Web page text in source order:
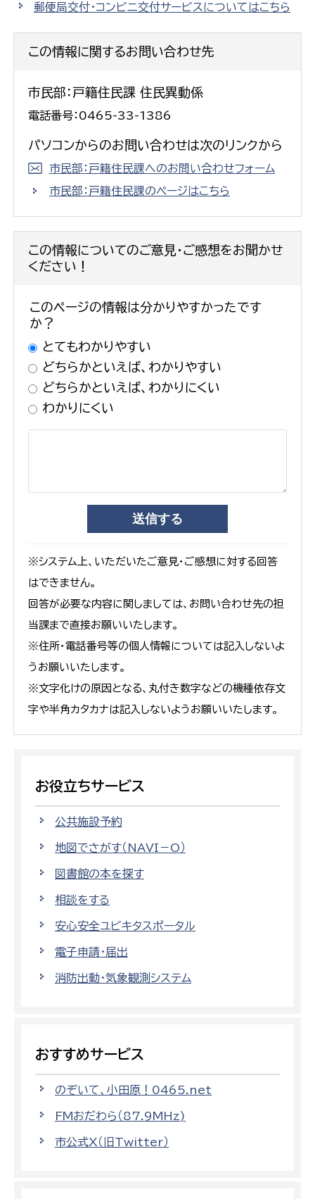
郵便局交付・コンビニ交付サービスについてはこちら
この情報に関するお問い合わせ先
市民部：戸籍住民課 住民異動係
電話番号：0465-33-1386
パソコンからのお問い合わせは次のリンクから
市民部：戸籍住民課へのお問い合わせフォーム
市民部：戸籍住民課のページはこちら
この情報についてのご意見・ご感想をお聞かせ
ください！
このページの情報は分かりやすかったです
か？
とてもわかりやすい
どちらかといえば、わかりやすい
どちらかといえば、わかりにくい
わかりにくい
※システム上、いただいたご意見・ご感想に対する回答
はできません。
回答が必要な内容に関しましては、お問い合わせ先の担
当課まで直接お願いいたします。
※住所・電話番号等の個人情報については記入しないよ
うお願いいたします。
※文字化けの原因となる、丸付き数字などの機種依存文
字や半角カタカナは記入しないようお願いいたします。
お役立ちサービス
公共施設予約
地図でさがす（NAVI－O）
図書館の本を探す
相談をする
安心安全ユビキタスポータル
電子申請・届出
消防出動・気象観測システム
おすすめサービス
のぞいて、小田原！0465.net
FMおだわら（87.9MHz)
市公式X（旧Twitter）